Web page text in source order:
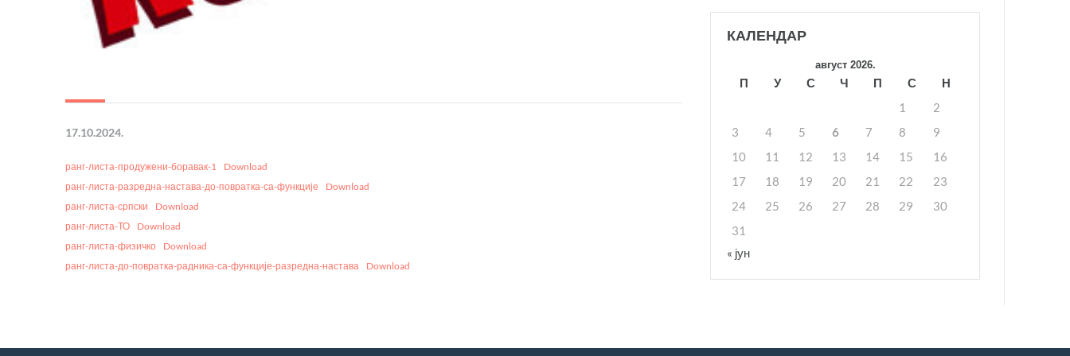
17.10.2024.
ранг-листа-продужени-боравак-1
Download
ранг-листа-разредна-настава-до-повратка-са-функције
Download
ранг-листа-српски
Download
ранг-листа-ТО
Download
ранг-листа-физичко
Download
ранг-листа-до-повратка-радника-са-функције-разредна-настава
Download
КАЛЕНДАР
август 2026.
П У С Ч П С
Н
1
2
3
4 5 6 7 8
9
10
11 12 13 14 15
16
17
18 19 20 21 22
23
24
25 26 27 28 29
30
31
« јун